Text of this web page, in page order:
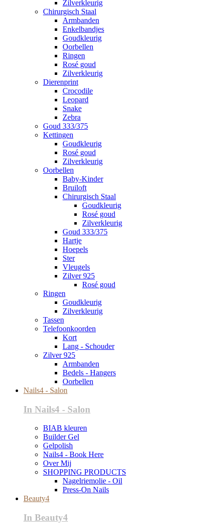
Zilverkleurig
Chirurgisch Staal
Armbanden
Enkelbandjes
Goudkleurig
Oorbellen
Ringen
Rosé goud
Zilverkleurig
Dierenprint
Crocodile
Leopard
Snake
Zebra
Goud 333/375
Kettingen
Goudkleurig
Rosé goud
Zilverkleurig
Oorbellen
Baby-Kinder
Bruiloft
Chirurgisch Staal
Goudkleurig
Rosé goud
Zilverkleurig
Goud 333/375
Hartje
Hoepels
Ster
Vleugels
Zilver 925
Rosé goud
Ringen
Goudkleurig
Zilverkleurig
Tassen
Telefoonkoorden
Kort
Lang - Schouder
Zilver 925
Armbanden
Bedels - Hangers
Oorbellen
Nails4 - Salon
In Nails4 - Salon
BIAB kleuren
Builder Gel
Gelpolish
Nails4 - Book Here
Over Mij
SHOPPING PRODUCTS
Nagelriemolie - Oil
Press-On Nails
Beauty4
In Beauty4